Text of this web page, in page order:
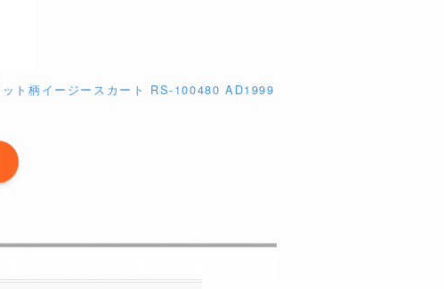
ト柄イージースカート RS-100480 AD1999